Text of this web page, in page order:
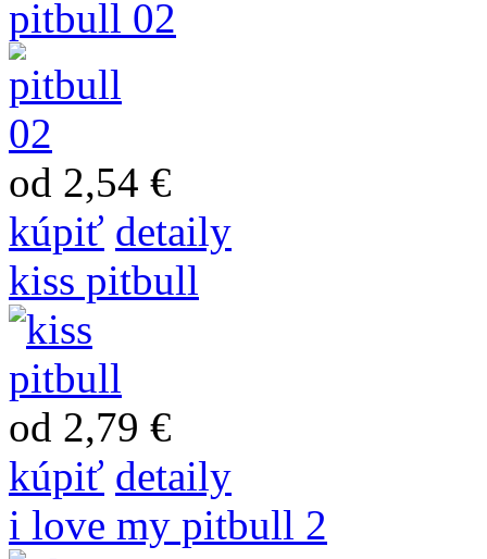
pitbull 02
od 2,54 €
kúpiť detaily
kiss pitbull
od 2,79 €
kúpiť detaily
i love my pitbull 2